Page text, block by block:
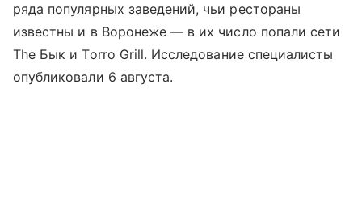
ряда популярных заведений, чьи рестораны
известны и в Воронеже — в их число попали сети
The Бык и Torro Grill. Исследование специалисты
опубликовали 6 августа.